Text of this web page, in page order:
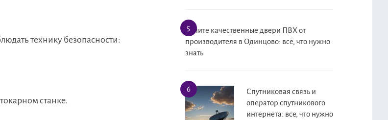
технику безопасности:
станке.
Купите качественные двери ПВХ от
производителя в Одинцово: всё, что нужно
знать
Спутниковая связь и
оператор спутникового
интернета: все, что нужно